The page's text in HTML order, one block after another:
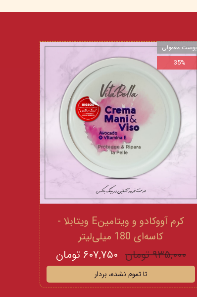
کرم آووکادو و ویتامینE ویتابلا -
کاسه‌ای 180 میلی‌لیتر
۹۳۵,۰۰۰ تومان ۶۰۷,۷۵۰ تومان
تا تموم نشده، بردار
پوست معمولی
35%